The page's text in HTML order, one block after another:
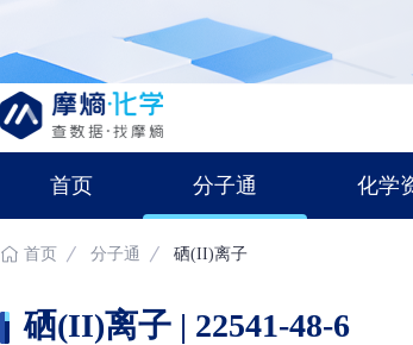
首页 分子通 化学
首页 分子通 硒(II)离子
硒(II)离子 | 22541-48-6